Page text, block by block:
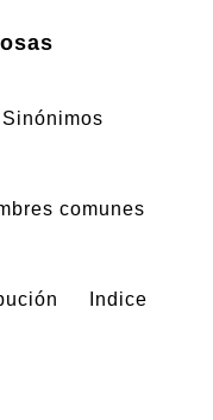
Sinónimos
comunes
Indice